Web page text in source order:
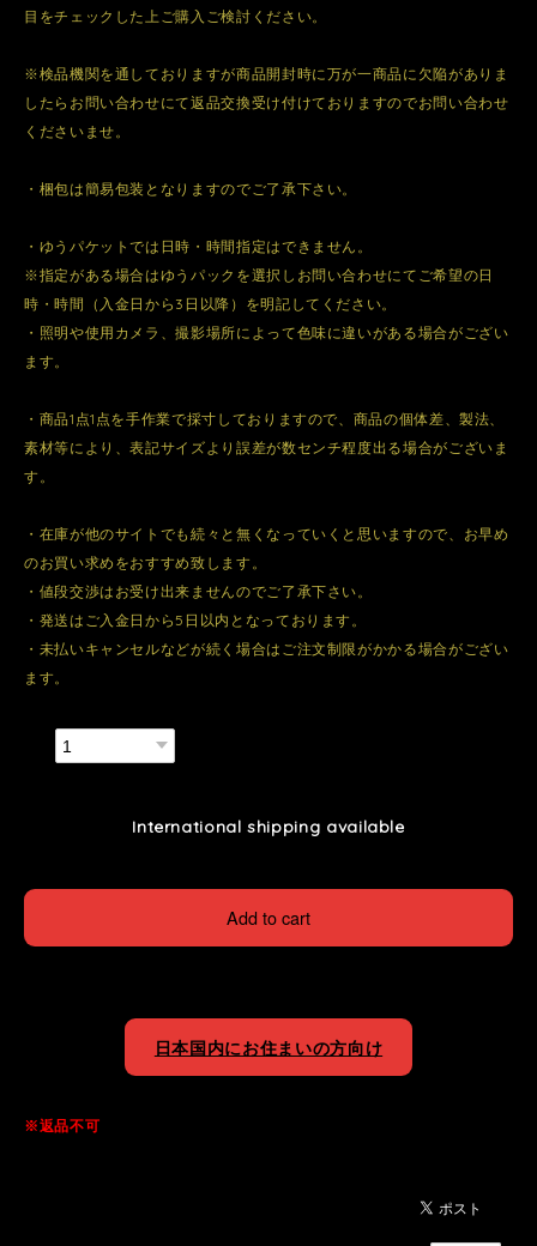
目をチェックした上ご購入ご検討ください。
※検品機関を通しておりますが商品開封時に万が一商品に欠陥がありま
したらお問い合わせにて返品交換受け付けておりますのでお問い合わせ
くださいませ。
・梱包は簡易包装となりますのでご了承下さい。
・ゆうパケットでは日時・時間指定はできません。
※指定がある場合はゆうパックを選択しお問い合わせにてご希望の日
時・時間（入金日から3日以降）を明記してください。
・照明や使用カメラ、撮影場所によって色味に違いがある場合がござい
ます。
・商品1点1点を手作業で採寸しておりますので、商品の個体差、製法、
素材等により、表記サイズより誤差が数センチ程度出る場合がございま
す。
・在庫が他のサイトでも続々と無くなっていくと思いますので、お早め
のお買い求めをおすすめ致します。
・値段交渉はお受け出来ませんのでご了承下さい。
・発送はご入金日から5日以内となっております。
・未払いキャンセルなどが続く場合はご注文制限がかかる場合がござい
ます。
International shipping available
Add to cart
日本国内にお住まいの方向け
※返品不可